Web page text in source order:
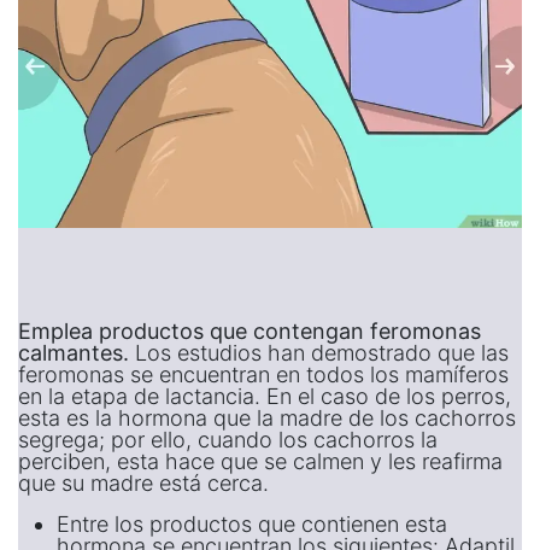
Emplea productos que contengan feromonas
calmantes. Los estudios han demostrado que las
feromonas se encuentran en todos los mamíferos
en la etapa de lactancia. En el caso de los perros,
esta es la hormona que la madre de los cachorros
segrega; por ello, cuando los cachorros la
perciben, esta hace que se calmen y les reafirma
que su madre está cerca.
Entre los productos que contienen esta